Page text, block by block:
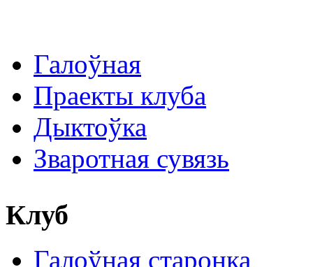
Галоўная
Праекты клуба
Дыктоўка
Зваротная сувязь
Клуб
Галоўная старонка